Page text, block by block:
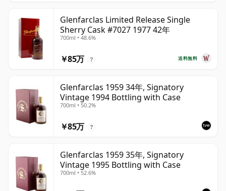
Glenfarclas Limited Release Single
Sherry Cask #7027 1977 42年
700ml • 48.6%
送料無料
￥85万 ?
Glenfarclas 1959 34年, Signatory
Vintage 1994 Bottling with Case
700ml • 50.2%
￥85万 ?
Glenfarclas 1959 35年, Signatory
Vintage 1995 Bottling with Case
700ml • 52.6%